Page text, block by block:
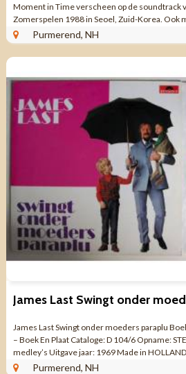
Moment in Time verscheen op de soundtrack
Zomerspelen 1988 in Seoel, Zuid-Korea. Ook
CARA A / SIDE A Whitney Houston – One ...
Purmerend, NH
James Last Swingt onder moeders paraplu
– Boek En Plaat Cataloge: D 104/6 Opname:
medley’s Uitgave jaar: 1969 Made in
Purmerend, NH